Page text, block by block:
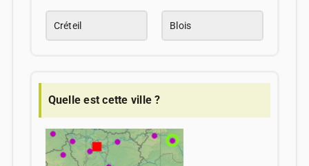
Créteil Blois
Quelle est cette ville ?